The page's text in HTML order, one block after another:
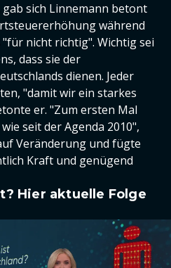
sich Linnemann betont
während
nicht richtig". Wichtig sei
dass sie der
dienen. Jeder
"damit wir ein starkes
er. "Zum ersten Mal
seit der Agenda 2010",
Veränderung und fügte
Kraft und genügend
Hier aktuelle Folge